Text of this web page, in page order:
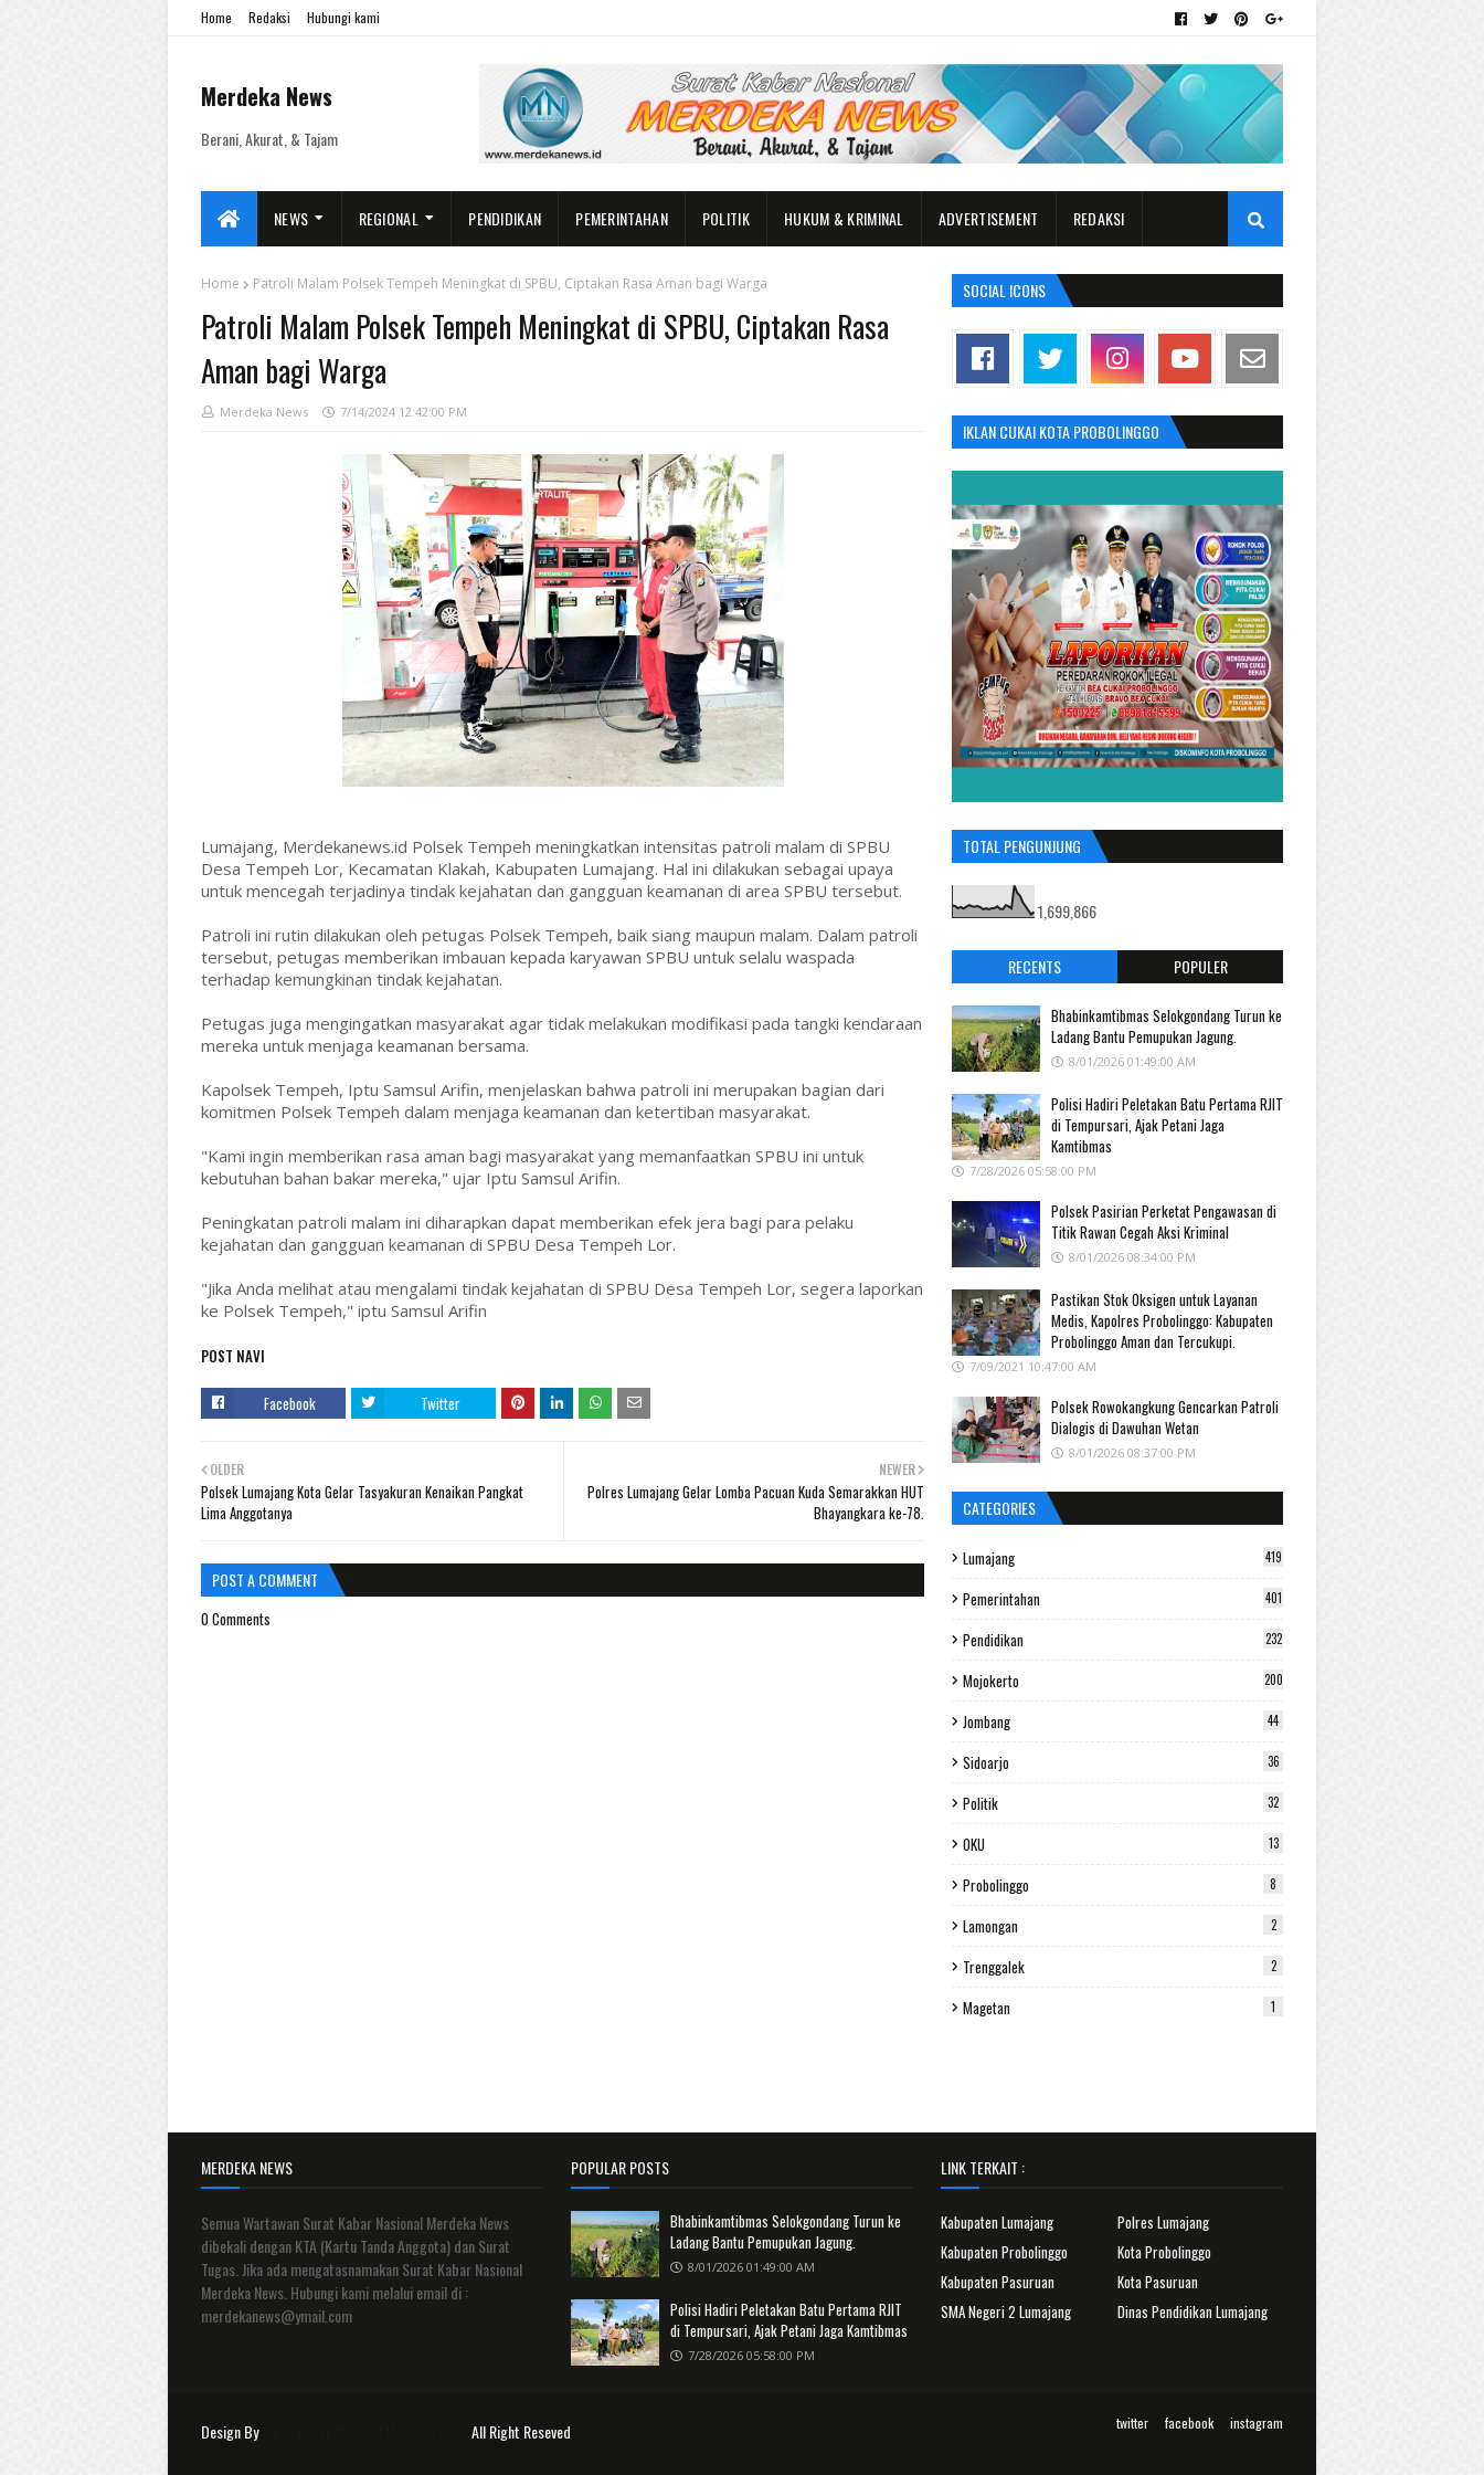
Home Redaksi Hubungi kami
Merdeka News
Berani, Akurat, & Tajam
NEWS REGIONAL PENDIDIKAN PEMERINTAHAN POLITIK HUKUM & KRIMINAL ADVERTISEMENT REDAKSI
Home Patroli Malam Polsek Tempeh Meningkat di SPBU, Ciptakan Rasa Aman bagi Warga
Patroli Malam Polsek Tempeh Meningkat di SPBU, Ciptakan Rasa
Aman bagi Warga
Merdeka News 7/14/2024 12:42:00 PM
Lumajang, Merdekanews.id Polsek Tempeh meningkatkan intensitas patroli malam di SPBU
Desa Tempeh Lor, Kecamatan Klakah, Kabupaten Lumajang. Hal ini dilakukan sebagai upaya
untuk mencegah terjadinya tindak kejahatan dan gangguan keamanan di area SPBU tersebut.
Patroli ini rutin dilakukan oleh petugas Polsek Tempeh, baik siang maupun malam. Dalam patroli
tersebut, petugas memberikan imbauan kepada karyawan SPBU untuk selalu waspada
terhadap kemungkinan tindak kejahatan.
Petugas juga mengingatkan masyarakat agar tidak melakukan modifikasi pada tangki kendaraan
mereka untuk menjaga keamanan bersama.
Kapolsek Tempeh, Iptu Samsul Arifin, menjelaskan bahwa patroli ini merupakan bagian dari
komitmen Polsek Tempeh dalam menjaga keamanan dan ketertiban masyarakat.
"Kami ingin memberikan rasa aman bagi masyarakat yang memanfaatkan SPBU ini untuk
kebutuhan bahan bakar mereka," ujar Iptu Samsul Arifin.
Peningkatan patroli malam ini diharapkan dapat memberikan efek jera bagi para pelaku
kejahatan dan gangguan keamanan di SPBU Desa Tempeh Lor.
"Jika Anda melihat atau mengalami tindak kejahatan di SPBU Desa Tempeh Lor, segera laporkan
ke Polsek Tempeh," iptu Samsul Arifin
POST NAVI
Facebook Twitter
NEWER
Polres Lumajang Gelar Lomba Pacuan Kuda Semarakkan HUT
Bhayangkara ke-78.
OLDER
Polsek Lumajang Kota Gelar Tasyakuran Kenaikan Pangkat
Lima Anggotanya
POST A COMMENT
0 Comments
SOCIAL ICONS
IKLAN CUKAI KOTA PROBOLINGGO
TOTAL PENGUNJUNG
1,699,866
RECENTS POPULER
Bhabinkamtibmas Selokgondang Turun ke
Ladang Bantu Pemupukan Jagung.
8/01/2026 01:49:00 AM
Polisi Hadiri Peletakan Batu Pertama RJIT
di Tempursari, Ajak Petani Jaga
Kamtibmas
7/28/2026 05:58:00 PM
Polsek Pasirian Perketat Pengawasan di
Titik Rawan Cegah Aksi Kriminal
8/01/2026 08:34:00 PM
Pastikan Stok Oksigen untuk Layanan
Medis, Kapolres Probolinggo: Kabupaten
Probolinggo Aman dan Tercukupi.
7/09/2021 10:47:00 AM
Polsek Rowokangkung Gencarkan Patroli
Dialogis di Dawuhan Wetan
8/01/2026 08:37:00 PM
CATEGORIES
Lumajang 419
Pemerintahan 401
Pendidikan 232
Mojokerto 200
Jombang 44
Sidoarjo 36
Politik 32
OKU 13
Probolinggo 8
Lamongan 2
Trenggalek 2
Magetan 1
MERDEKA NEWS
Semua Wartawan Surat Kabar Nasional Merdeka News
dibekali dengan KTA (Kartu Tanda Anggota) dan Surat
Tugas. Jika ada mengatasnamakan Surat Kabar Nasional
Merdeka News. Hubungi kami melalui email di :
merdekanews@ymail.com
POPULAR POSTS
Bhabinkamtibmas Selokgondang Turun ke
Ladang Bantu Pemupukan Jagung.
8/01/2026 01:49:00 AM
Polisi Hadiri Peletakan Batu Pertama RJIT
di Tempursari, Ajak Petani Jaga Kamtibmas
7/28/2026 05:58:00 PM
LINK TERKAIT :
Kabupaten Lumajang
Polres Lumajang
Kabupaten Probolinggo
Kota Probolinggo
Kabupaten Pasuruan
Kota Pasuruan
SMA Negeri 2 Lumajang
Dinas Pendidikan Lumajang
twitter facebook instagram
Design By All Right Reseved